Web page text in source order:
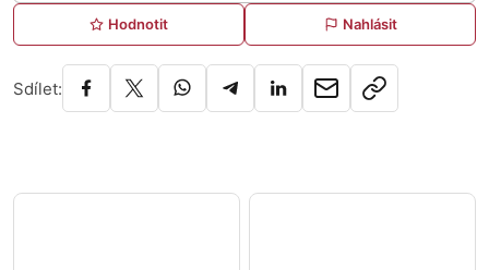
Hodnotit Nahlásit
Sdílet: